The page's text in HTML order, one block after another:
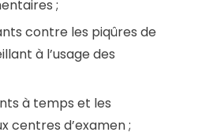
;
contre les piqûres de
à l’usage des
à temps et les
centres d’examen ;